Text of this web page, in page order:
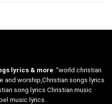
lyrics & more “world christian
and worship,Christian songs lyrics
song lyrics Christian music
music lyrics.